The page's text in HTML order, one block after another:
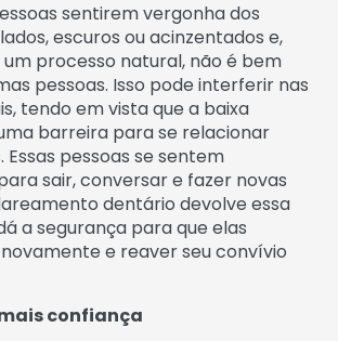
sentirem vergonha dos
escuros ou acinzentados e,
processo natural, não é bem
pessoas. Isso pode interferir nas
tendo em vista que a baixa
barreira para se relacionar
pessoas se sentem
sair, conversar e fazer novas
dentário devolve essa
a segurança para que elas
e reaver seu convívio
confiança